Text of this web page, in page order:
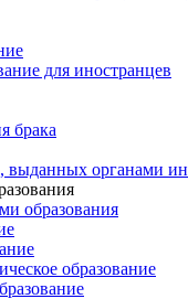
для иностранцев
брака
органами
образования
образование